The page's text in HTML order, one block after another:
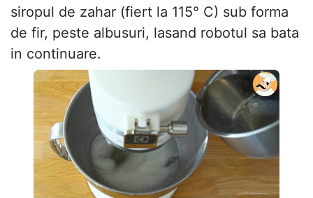
siropul de zahar (fiert la 115° C) sub forma
de fir, peste albusuri, lasand robotul sa bata
in continuare.